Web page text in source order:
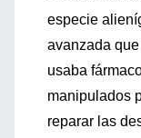
especie
avanzada
usaba
manipulados
reparar las